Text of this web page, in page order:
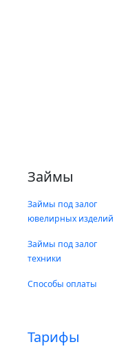
Займы
Займы под залог
ювелирных изделий
Займы под залог
техники
Способы оплаты
Тарифы